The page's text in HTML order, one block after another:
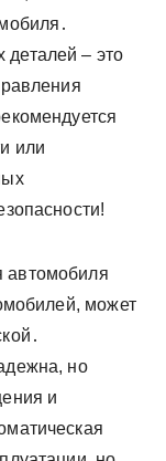
– это
или
автомобиля
может
но
и